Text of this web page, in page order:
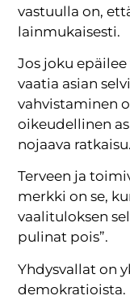
vastuulla on,
lainmukaisesti.
Jos joku
vaatia asian
vahvistaminen
oikeudellinen
nojaava ratkaisu.
Terveen ja
merkki on se,
vaalituloksen
pulinat pois”.
Yhdysvallat on
demokratioista.